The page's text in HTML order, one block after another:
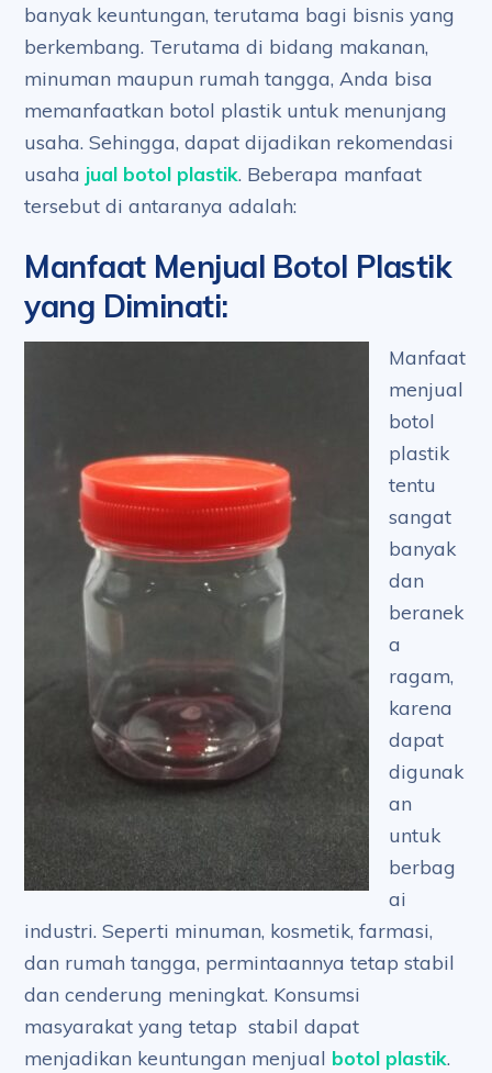
banyak keuntungan, terutama bagi bisnis yang
berkembang. Terutama di bidang makanan,
minuman maupun rumah tangga, Anda bisa
memanfaatkan botol plastik untuk menunjang
usaha. Sehingga, dapat dijadikan rekomendasi
usaha jual botol plastik. Beberapa manfaat
tersebut di antaranya adalah:
Manfaat Menjual Botol Plastik
yang Diminati:
Manfaat
menjual
botol
plastik
tentu
sangat
banyak
dan
beranek
a
ragam,
karena
dapat
digunak
an
untuk
berbag
ai
industri. Seperti minuman, kosmetik, farmasi,
dan rumah tangga, permintaannya tetap stabil
dan cenderung meningkat. Konsumsi
masyarakat yang tetap stabil dapat
menjadikan keuntungan menjual botol plastik.